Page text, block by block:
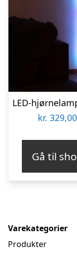
kr. 329,00
Gå til
Varekategorier
Produkter